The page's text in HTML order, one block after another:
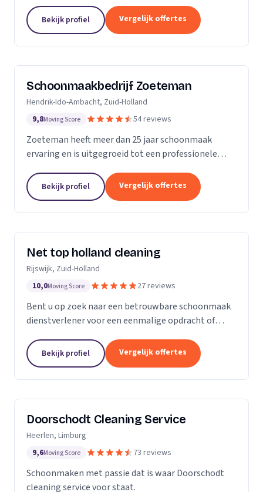
goed georganiseerd schoonmaakbedrijf uit
Zoetermeer, bieden wij...
Bekijk profiel Vergelijk offertes
Schoonmaakbedrijf Zoeteman
Hendrik-Ido-Ambacht, Zuid-Holland
9,8Moving Score 54 reviews
Zoeteman heeft meer dan 25 jaar schoonmaak
ervaring en is uitgegroeid tot een professionele
medewerkers zijn we actief in de regio Rotterdam,...
Bekijk profiel Vergelijk offertes
Net top holland cleaning
Rijswijk, Zuid-Holland
10,0Moving Score 27 reviews
Bent u op zoek naar een betrouwbare schoonmaak
dienstverlener voor een eenmalige opdracht of
groeiende onderneming die zich uit wilt breiden in
het vak.
Bekijk profiel Vergelijk offertes
Doorschodt Cleaning Service
Heerlen, Limburg
9,6Moving Score 73 reviews
Schoonmaken met passie dat is waar Doorschodt
cleaning service voor staat.